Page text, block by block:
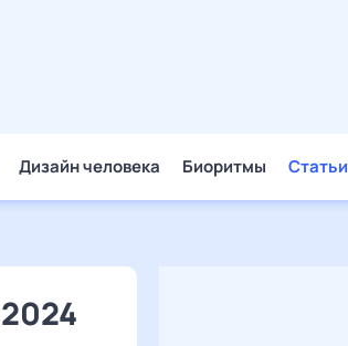
Дизайн человека Биоритмы Статьи